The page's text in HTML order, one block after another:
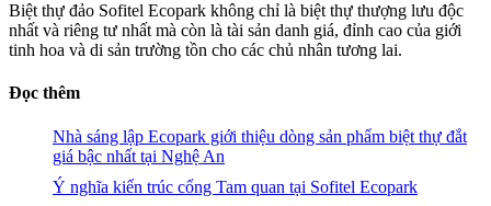
Biệt thự đảo Sofitel Ecopark không chỉ là biệt thự thượng lưu độc
nhất và riêng tư nhất mà còn là tài sản danh giá, đỉnh cao của giới
tinh hoa và di sản trường tồn cho các chủ nhân tương lai.
Đọc thêm
Nhà sáng lập Ecopark giới thiệu dòng sản phẩm biệt thự đắt
giá bậc nhất tại Nghệ An
Ý nghĩa kiến trúc cổng Tam quan tại Sofitel Ecopark